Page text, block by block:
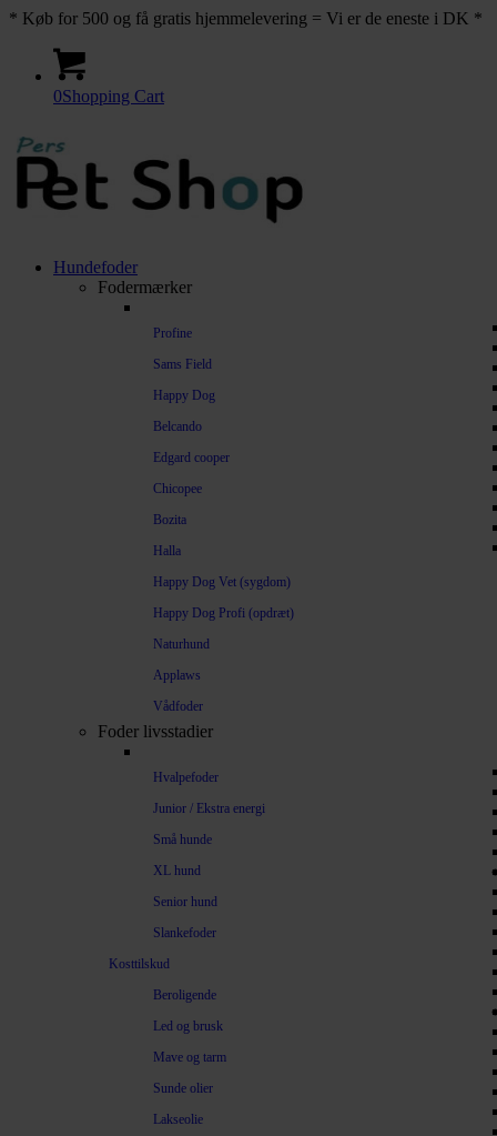
* Køb for 500 og få gratis hjemmelevering = Vi er de eneste i DK *
0Shopping Cart
Hundefoder
Fodermærker
Profine
Sams Field
Happy Dog
Belcando
Edgard cooper
Chicopee
Bozita
Halla
Happy Dog Vet (sygdom)
Happy Dog Profi (opdræt)
Naturhund
Applaws
Vådfoder
Foder livsstadier
Hvalpefoder
Junior / Ekstra energi
Små hunde
XL hund
Senior hund
Slankefoder
Kosttilskud
Beroligende
Led og brusk
Mave og tarm
Sunde olier
Lakseolie